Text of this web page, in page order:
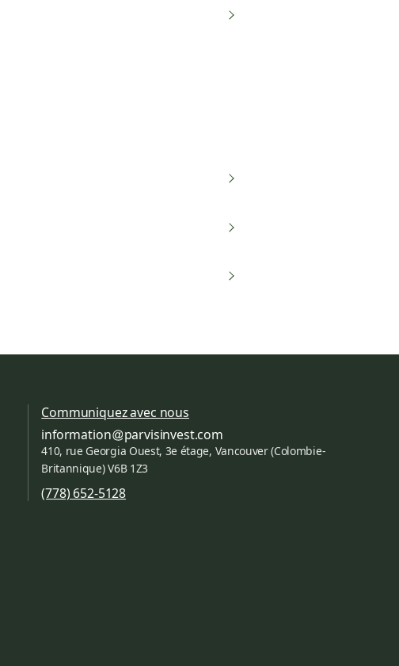
Communiquez avec nous
information
parvisinvest.com
410, rue Georgia Ouest, 3e étage, Vancouver (Colombie-
Britannique) V6B 1Z3
(778) 652-5128